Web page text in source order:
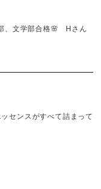
、文学部合格🌸 Hさん
センスがすべて詰まって